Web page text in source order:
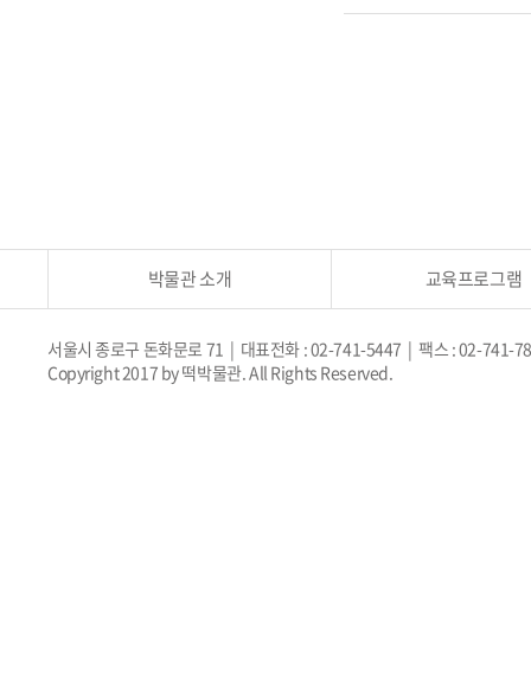
박물관 소개 교육프로그램
서울시 종로구 돈화문로 71 | 대표전화 : 02-741-5447 | 팩스 : 02-741-
Copyright 2017 by 떡박물관. All Rights Reserved.